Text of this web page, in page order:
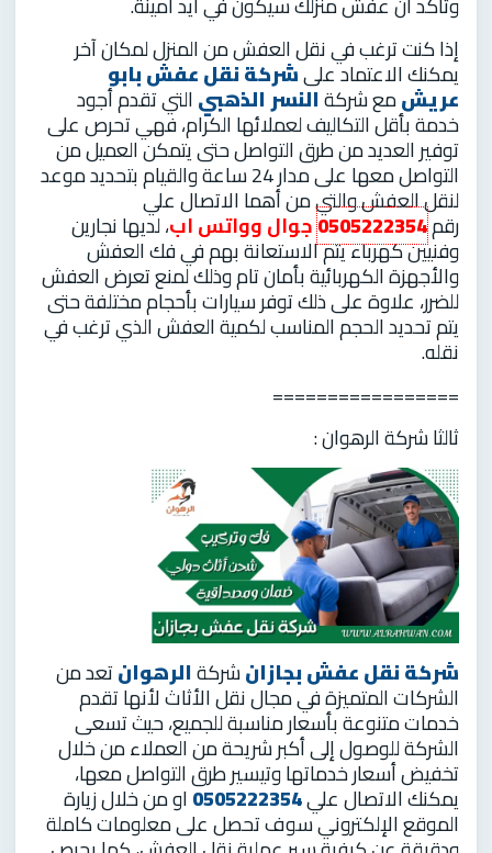
إذا كنت ترغب في نقل العفش من المنزل لمكان آخر
يمكنك الاعتماد علىشركة نقل عفش بابو
عريشمع شركةالنسر الذهبيالتي تقدم أجود
خدمة بأقل التكاليف لعملائها الكرام، فهي تحرص على
توفير العديد من طرق التواصل حتى يتمكن العميل من
التواصل معها على مدار 24 ساعة والقيام بتحديد موعد
لنقل العفش والتي من أهما الاتصال علي
رقم0505222354جوال وواتس اب، لديها نجارين
وفنيين كهرباء يتم الاستعانة بهم في فك العفش
والأجهزة الكهربائية بأمان تام وذلك لمنع تعرض العفش
للضرر، علاوة على ذلك توفر سيارات بأحجام مختلفة حتى
يتم تحديد الحجم المناسب لكمية العفش الذي ترغب في
نقله.
=================
ثالثا شركة الرهوان :
شركة نقل عفش بجازانشركةالرهوانتعد من
الشركات المتميزة في مجال نقل الأثاث لأنها تقدم
خدمات متنوعة بأسعار مناسبة للجميع، حيث تسعى
الشركة للوصول إلى أكبر شريحة من العملاء من خلال
تخفيض أسعار خدماتها وتيسير طرق التواصل معها،
يمكنك الاتصال علي0505222354او من خلال زيارة
الموقع الإلكتروني سوف تحصل على معلومات كاملة